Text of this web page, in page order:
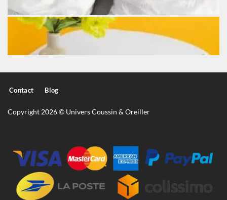
Contact Blog
Copyright 2026 © Univers Coussin & Oreiller